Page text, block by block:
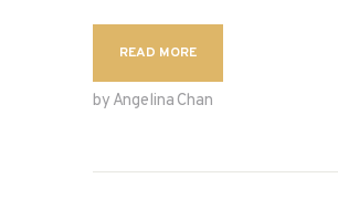
READ MORE
by Angelina Chan